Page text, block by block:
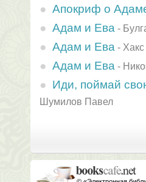
Апокриф о
Адам и Ева -
Адам и Ева -
Адам и Ева -
Иди, поймай
Шумилов Павел